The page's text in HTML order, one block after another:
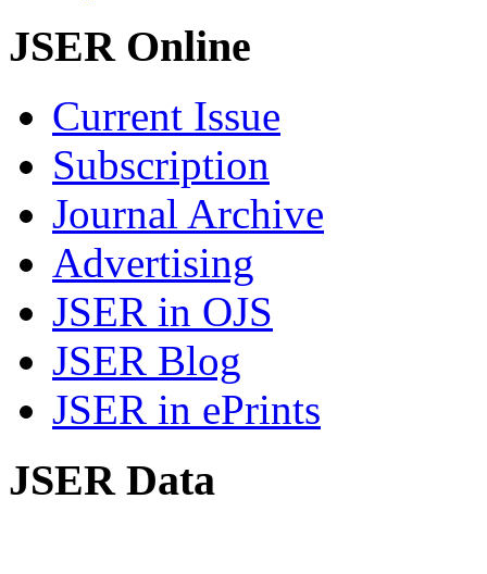
JSER Online
Current Issue
Subscription
Journal Archive
Advertising
JSER in OJS
JSER Blog
JSER in ePrints
JSER Data